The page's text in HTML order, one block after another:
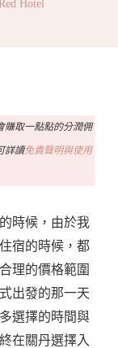
Hotel
賺取一點點的分潤佣
詳讀免責聲明與使用
時候，由於我
宿的時候，都
理的價格範圍
出發的那一天
選擇的時間與
在關丹選擇入